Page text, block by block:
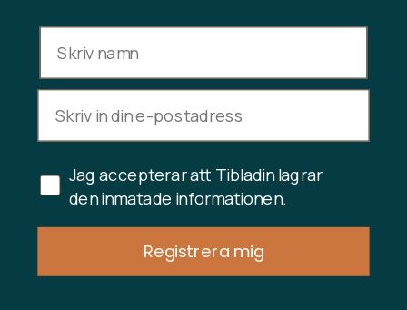
Integritetspolicy
Copyright © 2024 Tibladin – Alla rättigheter reserverade
Jag accepterar att Tibladin lagrar
den inmatade informationen.
Registrera mig